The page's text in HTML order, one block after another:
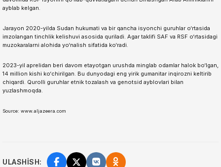
ayblab kelgan.
Jarayon 2020-yilda Sudan hukumati va bir qancha isyonchi guruhlar o‘rtasida
imzolangan tinchlik kelishuvi asosida quriladi. Agar taklifi SAF va RSF o‘rtasidagi
muzokaralarni alohida yo‘nalish sifatida ko‘radi.
2023-yil aprelidan beri davom etayotgan urushda minglab odamlar halok bo‘lgan,
14 million kishi ko‘chirilgan. Bu dunyodagi eng yirik gumanitar inqirozni keltirib
chiqardi. Qurolli guruhlar etnik tozalash va genotsid ayblovlari bilan
yuzlashmoqda.
Source: www.aljazeera.com
ULASHISH: